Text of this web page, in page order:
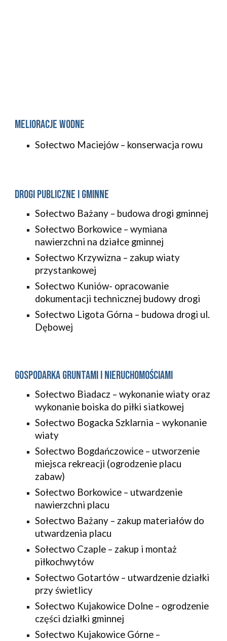
Melioracje wodne
Sołectwo Maciejów – konserwacja rowu
Drogi publiczne i gminne
Sołectwo Bażany – budowa drogi gminnej
Sołectwo Borkowice – wymiana
nawierzchni na działce gminnej
Sołectwo Krzywizna – zakup wiaty
przystankowej
Sołectwo Kuniów- opracowanie
dokumentacji technicznej budowy drogi
Sołectwo Ligota Górna – budowa drogi ul.
Dębowej
Gospodarka gruntami i nieruchomościami
Sołectwo Biadacz – wykonanie wiaty oraz
wykonanie boiska do piłki siatkowej
Sołectwo Bogacka Szklarnia – wykonanie
wiaty
Sołectwo Bogdańczowice – utworzenie
miejsca rekreacji (ogrodzenie placu
zabaw)
Sołectwo Borkowice – utwardzenie
nawierzchni placu
Sołectwo Bażany – zakup materiałów do
utwardzenia placu
Sołectwo Czaple – zakup i montaż
piłkochwytów
Sołectwo Gotartów – utwardzenie działki
przy świetlicy
Sołectwo Kujakowice Dolne – ogrodzenie
części działki gminnej
Sołectwo Kujakowice Górne –